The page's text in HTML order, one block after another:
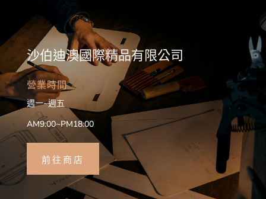
沙伯迪澳國際精品有限公司
營業時間
週一~週五
AM9:00~PM18:00
前往商店